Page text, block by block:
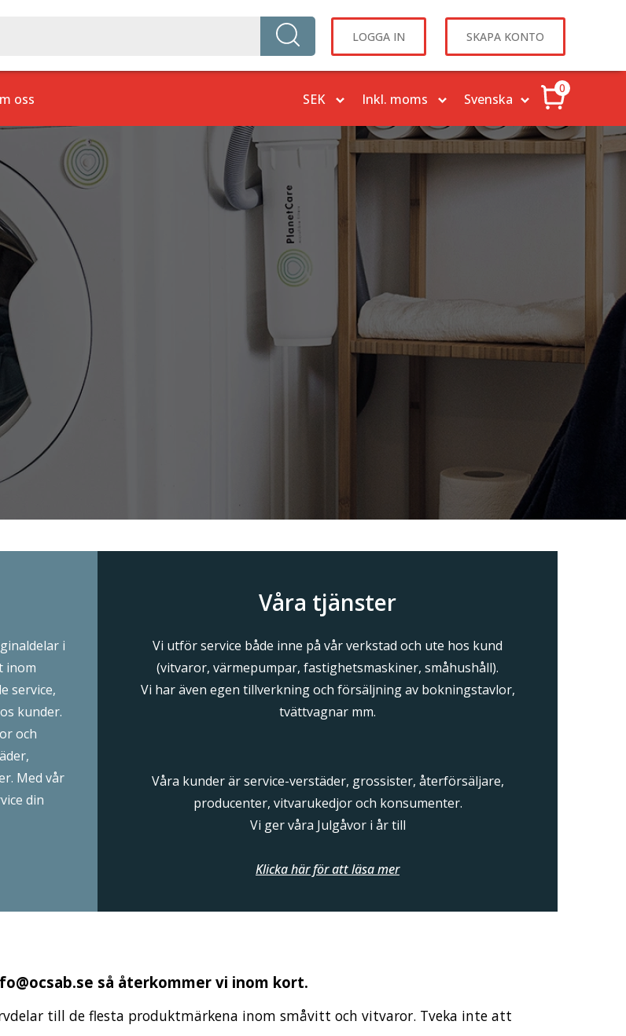
LOGGA IN SKAPA KONTO
oss
0
i
inom
service,
kunder.
och
Med vår
din
Våra tjänster
Vi utför service både inne på vår verkstad och ute hos kund
(vitvaror, värmepumpar, fastighetsmaskiner, småhushåll).
Vi har även egen tillverkning och försäljning av bokningstavlor,
tvättvagnar mm.
Våra kunder är service-verstäder, grossister, återförsäljare,
producenter, vitvarukedjor och konsumenter.
Vi ger våra Julgåvor i år till
Klicka här för att läsa mer
så återkommer vi inom kort.
till de flesta produktmärkena inom småvitt och vitvaror. Tveka inte att